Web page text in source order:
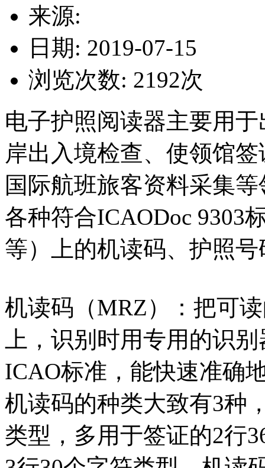
来源:
日期: 2019-07-15
浏览次数: 2192次
电子护照阅读器主要用
岸出入境检查、使领馆
国际航班旅客资料采集
各种符合ICAODoc 9303
等）上的机读码、护照
机读码（MRZ）：把可
上，识别时用专用的识
ICAO标准，能快速准确
机读码的种类大致有3种
类型，多用于签证的2行